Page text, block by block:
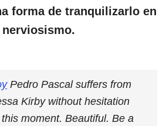
forma de tranquilizarlo en
Pedro Pascal suffers from
Kirby without hesitation
moment. Beautiful. Be a